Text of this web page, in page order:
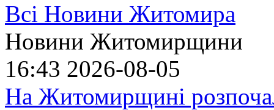
Всі Новини Житомира
Новини Житомирщини
16:43 2026-08-05
На Житомирщині